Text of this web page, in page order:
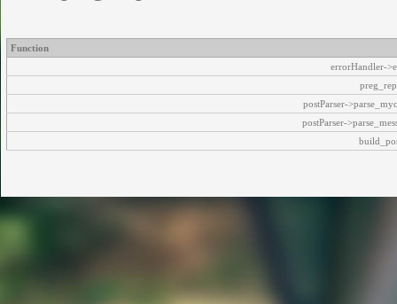
Function
errorHandler-
postParser-
postParser-